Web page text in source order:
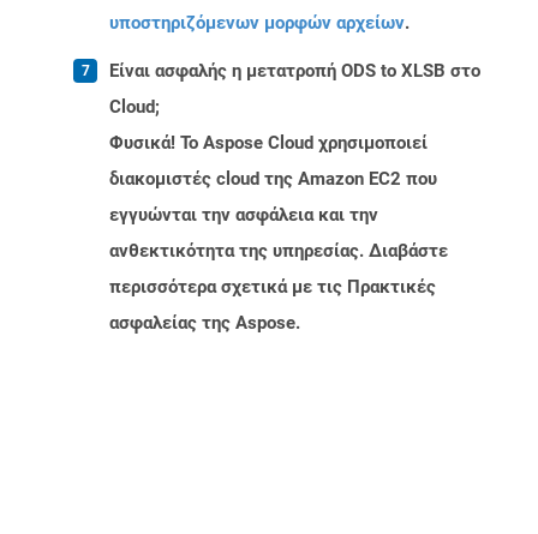
υποστηριζόμενων μορφών αρχείων.
Είναι ασφαλής η μετατροπή ODS to XLSB στο
Cloud;
Φυσικά! Το Aspose Cloud χρησιμοποιεί
διακομιστές cloud της Amazon EC2 που
εγγυώνται την ασφάλεια και την
ανθεκτικότητα της υπηρεσίας. Διαβάστε
περισσότερα σχετικά με τις Πρακτικές
ασφαλείας της Aspose.